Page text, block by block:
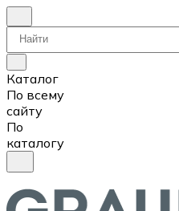
Каталог
По всему
сайту
По
каталогу